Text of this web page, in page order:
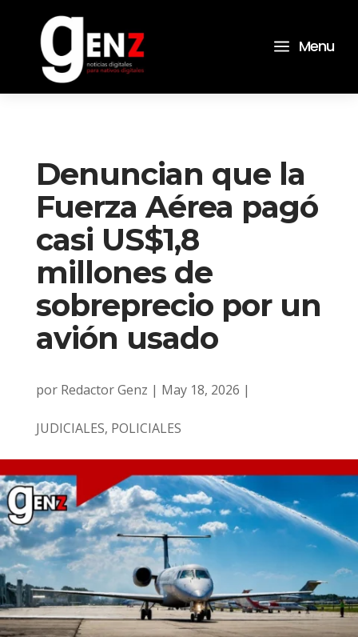
a Menu
Denuncian que la
Fuerza Aérea pagó
casi US$1,8
millones de
sobreprecio por un
avión usado
por Redactor Genz | May 18, 2026 |
JUDICIALES, POLICIALES